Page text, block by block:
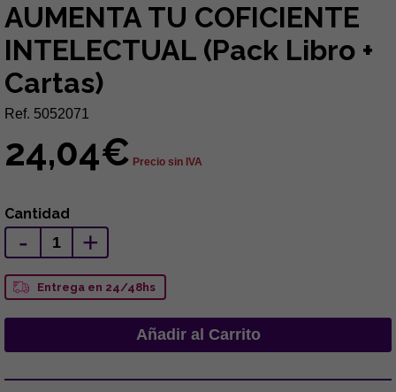
AUMENTA TU COFICIENTE
INTELECTUAL (Pack Libro +
Cartas)
Ref. 5052071
24,04€ Precio sin IVA
Cantidad
- +
Entrega en 24/48hs